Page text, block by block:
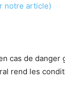
notre article)
cas de danger
rend les